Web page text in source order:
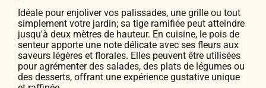
Idéale pour enjoliver vos palissades, une grille ou tout
simplement votre jardin; sa tige ramifiée peut atteindre
jusqu'à deux mètres de hauteur. En cuisine, le pois de
senteur apporte une note délicate avec ses fleurs aux
saveurs légères et florales. Elles peuvent être utilisées
pour agrémenter des salades, des plats de légumes ou
des desserts, offrant une expérience gustative unique